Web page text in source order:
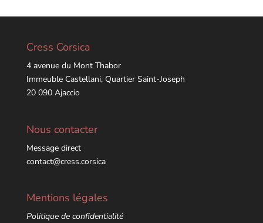
Cress Corsica
4 avenue du Mont Thabor
Immeuble Castellani, Quartier Saint-Joseph
20 090 Ajaccio
Nous contacter
Message direct
contact@cress.corsica
Mentions légales
Politique de confidentialité